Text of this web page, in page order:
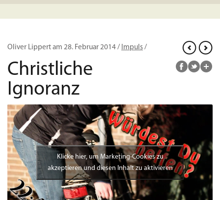
Oliver Lippert am 28. Februar 2014 / Impuls /
Christliche
Ignoranz
Klicke hier, um Marketing-Cookies zu
akzeptieren und diesen Inhalt zu aktivieren